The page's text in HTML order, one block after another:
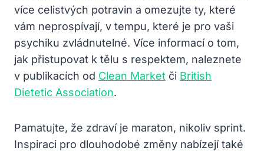
více celistvých potravin a omezujte ty, které
vám neprospívají, v tempu, které je pro vaši
psychiku zvládnutelné. Více informací o tom,
jak přistupovat k tělu s respektem, naleznete
v publikacích od Clean Market či British
Dietetic Association.
Pamatujte, že zdraví je maraton, nikoliv sprint.
Inspiraci pro dlouhodobé změny nabízejí také